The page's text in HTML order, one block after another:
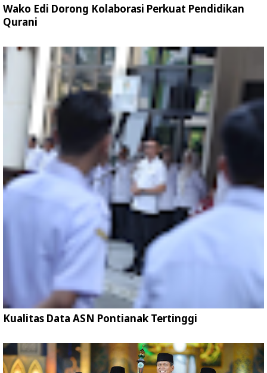
Wako Edi Dorong Kolaborasi Perkuat Pendidikan
Qurani
Kualitas Data ASN Pontianak Tertinggi